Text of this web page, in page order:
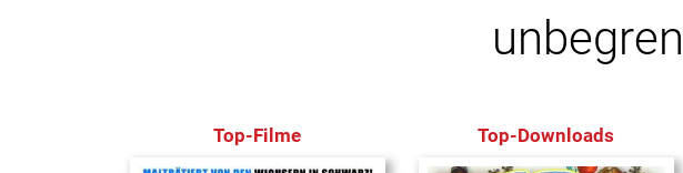
Top-Filme Top-Downloads